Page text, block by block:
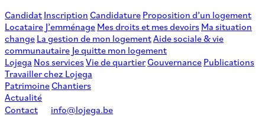
Candidat Inscription Candidature Proposition d’un logement
Locataire J’emménage Mes droits et mes devoirs Ma situation
change La gestion de mon logementAide sociale & vie
communautaire Je quitte mon logement
Lojega Nos servicesVie de quartierGouvernance Publications
Travailler chez Lojega
PatrimoineChantiers
Actualité
Contact
info@lojega.be